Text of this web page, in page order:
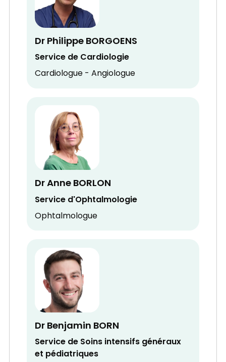
Dr Philippe BORGOENS
Service de Cardiologie
Cardiologue - Angiologue
Dr Anne BORLON
Service d'Ophtalmologie
Ophtalmologue
Dr Benjamin BORN
Service de Soins intensifs généraux
et pédiatriques